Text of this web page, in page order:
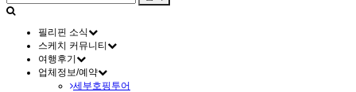
필리핀 소식
스케치 커뮤니티
여행후기
업체정보/예약
세부호핑투어